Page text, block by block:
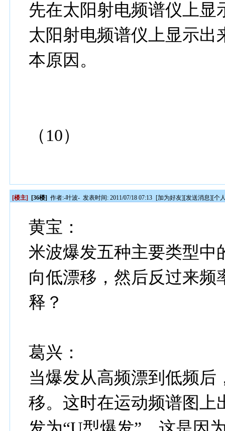
先在太阳射电频谱仪上显
太阳射电频谱仪上显示出
本原因。
（10）
[楼主] [36楼] 作者:-叶波- 发表时间: 2011/07/18 07:13 [加为好友][发送消息][个
黄宝：
米波爆发五种主要类型中
向低漂移，然后反过来频
释？
葛兴：
当爆发从高频漂到低频
移。这时在运动频谱图上